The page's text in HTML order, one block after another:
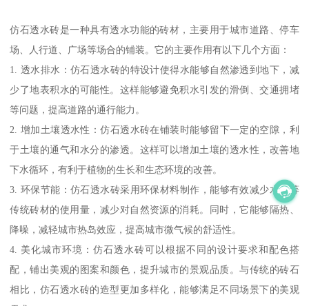
仿石透水砖是一种具有透水功能的砖材，主要用于城市道路、停车
场、人行道、广场等场合的铺装。它的主要作用有以下几个方面：
1. 透水排水：仿石透水砖的特设计使得水能够自然渗透到地下，减
少了地表积水的可能性。这样能够避免积水引发的滑倒、交通拥堵
等问题，提高道路的通行能力。
2. 增加土壤透水性：仿石透水砖在铺装时能够留下一定的空隙，利
于土壤的通气和水分的渗透。这样可以增加土壤的透水性，改善地
下水循环，有利于植物的生长和生态环境的改善。
3. 环保节能：仿石透水砖采用环保材料制作，能够有效减少水泥等
传统砖材的使用量，减少对自然资源的消耗。同时，它能够隔热、
降噪，减轻城市热岛效应，提高城市微气候的舒适性。
4. 美化城市环境：仿石透水砖可以根据不同的设计要求和配色搭
配，铺出美观的图案和颜色，提升城市的景观品质。与传统的砖石
相比，仿石透水砖的造型更加多样化，能够满足不同场景下的美观